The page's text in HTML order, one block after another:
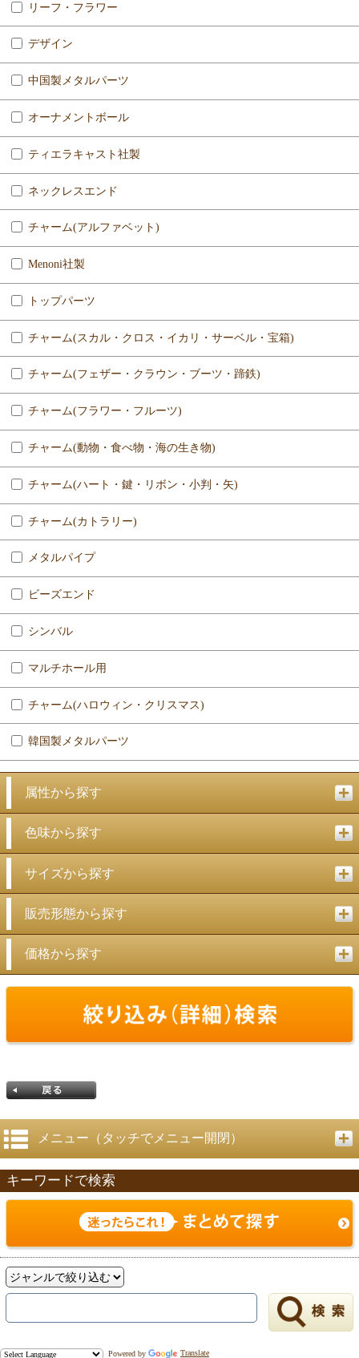
リーフ・フラワー
デザイン
中国製メタルパーツ
オーナメントボール
ティエラキャスト社製
ネックレスエンド
チャーム(アルファベット)
Menoni社製
トップパーツ
チャーム(スカル・クロス・イカリ・サーベル・宝箱)
チャーム(フェザー・クラウン・ブーツ・蹄鉄)
チャーム(フラワー・フルーツ)
チャーム(動物・食べ物・海の生き物)
チャーム(ハート・鍵・リボン・小判・矢)
チャーム(カトラリー)
メタルパイプ
ビーズエンド
シンバル
マルチホール用
チャーム(ハロウィン・クリスマス)
韓国製メタルパーツ
属性から探す
色味から探す
サイズから探す
販売形態から探す
価格から探す
戻る
メニュー（タッチでメニュー開閉）
キーワードで検索
Powered by Translate